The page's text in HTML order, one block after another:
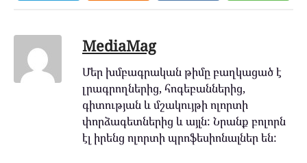
MediaMag
Մեր խմբագրական թիմը բաղկացած է
լրագրողներից, հոգեբաններից,
գիտության և մշակույթի ոլորտի
փորձագետներից և այլն: Նրանք բոլորն
էլ իրենց ոլորտի պրոֆեսիոնալներ են: